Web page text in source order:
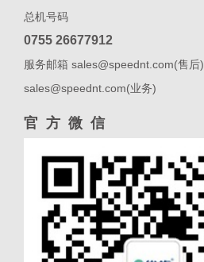
总机号码
0755 26677912
服务邮箱 sales@speednt.com(售后)
sales@speednt.com(业务)
官方微信